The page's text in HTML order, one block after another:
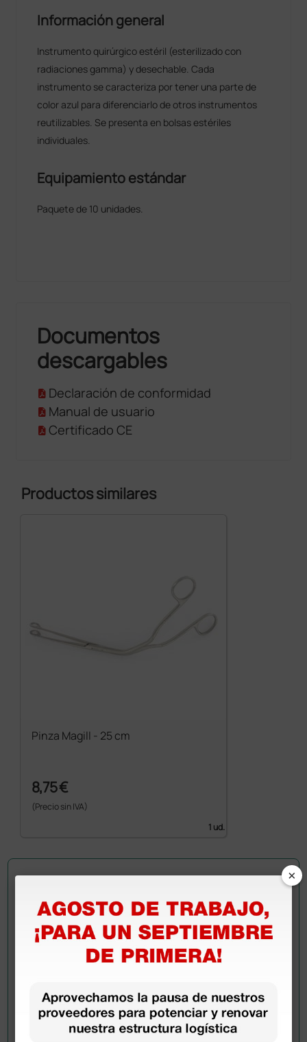
Información general
Instrumento quirúrgico estéril (esterilizado con
radiaciones gamma) y desechable. Cada
instrumento se caracteriza por tener una parte de
color azul para diferenciarlo de otros instrumentos
reutilizables. Se presenta en bolsas estériles
individuales.
Equipamiento estándar
Paquete de 10 unidades.
Documentos
descargables
Declaración de conformidad
Manual de usuario
Certificado CE
Productos similares
Pinza Magill - 25 cm
8,75 €
(Precio sin IVA)
1 ud.
¿Todavía tienes alguna duda? ¿Necesitas más
información?
Envía ahora mismo tu pregunta a los colegas que ya
×